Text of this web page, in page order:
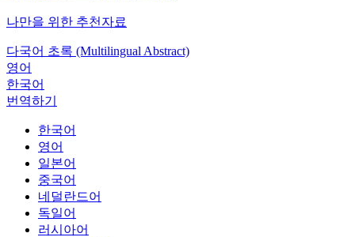
나만을 위한 추천자료
다국어 초록 (Multilingual Abstract)
영어
한국어
번역하기
한국어
영어
일본어
중국어
네덜란드어
독일어
러시아어